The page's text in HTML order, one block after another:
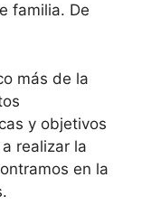
familia. De
más de la
y objetivos
realizar la
en la